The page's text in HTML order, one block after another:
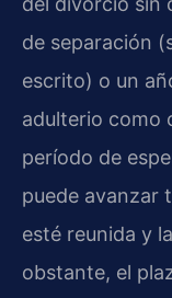
de separación
escrito) o un
adulterio como
período de
puede avanzar
esté reunida y
obstante, el